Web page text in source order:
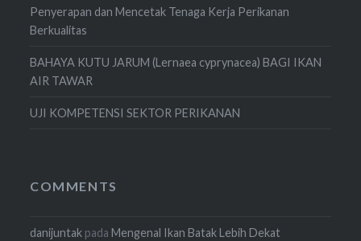
Penyerapan dan Mencetak Tenaga Kerja Perikanan
Berkualitas
BAHAYA KUTU JARUM (Lernaea cyprynacea) BAGI IKAN
AIR TAWAR
UJI KOMPETENSI SEKTOR PERIKANAN
COMMENTS
danijuntak padaMengenal Ikan Batak Lebih Dekat